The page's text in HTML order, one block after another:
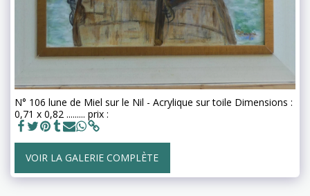
N° 106 lune de Miel sur le Nil - Acrylique sur toile Dimensions :
0,71 x 0,82 ......... prix :
VOIR LA GALERIE COMPLÈTE